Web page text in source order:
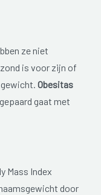
ze niet
is voor zijn of
Obesitas
gaat met
Mass Index
door